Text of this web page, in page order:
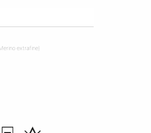
extrafine)